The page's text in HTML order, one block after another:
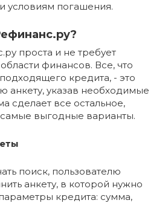
условиям погашения.
проста и не требует
финансов. Все, что
кредита, - это
анкету, указав необходимые
сделает все остальное,
выгодные варианты.
поиск, пользователю
анкету, в которой нужно
кредита: сумма,